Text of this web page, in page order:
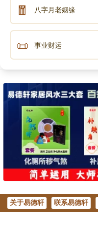
🧧 八字月老姻缘
📜 事业财运
关于易德轩 联系易德轩